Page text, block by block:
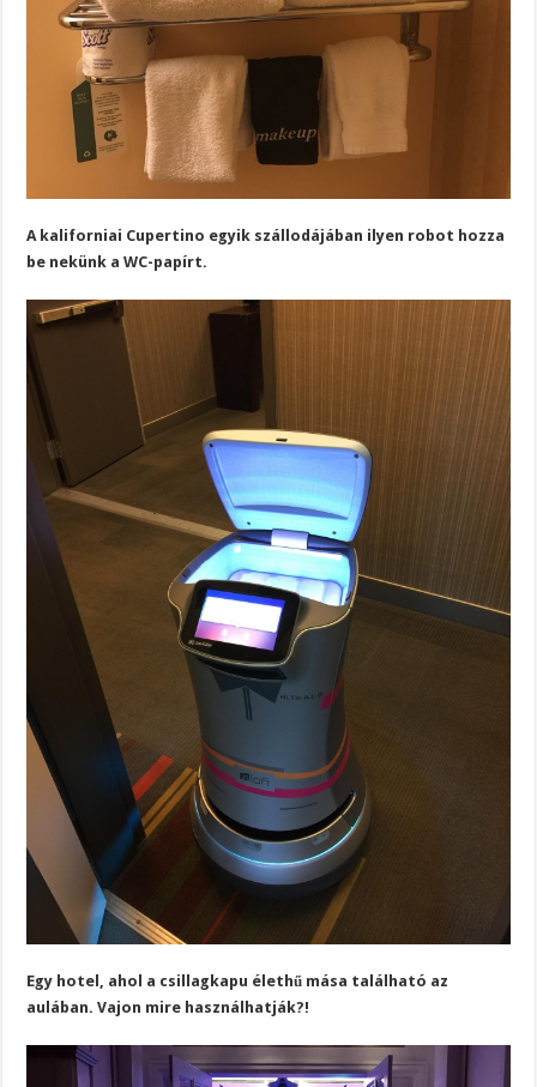
A kaliforniai Cupertino egyik szállodájában ilyen robot hozza
be nekünk a WC-papírt.
Egy hotel, ahol a csillagkapu élethű mása található az
aulában. Vajon mire használhatják?!